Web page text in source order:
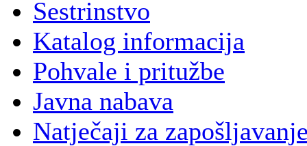
Sestrinstvo
Katalog informacija
Pohvale i pritužbe
Javna nabava
Natječaji za